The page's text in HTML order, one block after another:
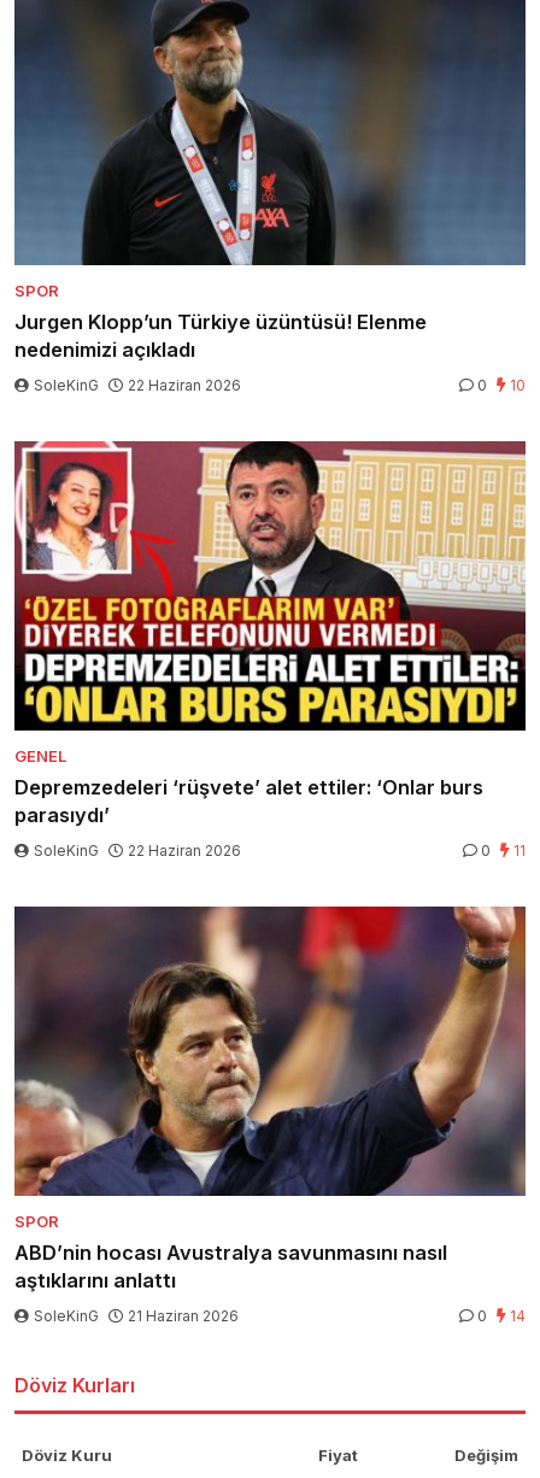
SPOR
Jurgen Klopp’un Türkiye üzüntüsü! Elenme
nedenimizi açıkladı
SoleKinG 22 Haziran 2026 0 10
GENEL
Depremzedeleri ‘rüşvete’ alet ettiler: ‘Onlar burs
parasıydı’
SoleKinG 22 Haziran 2026 0 11
SPOR
ABD’nin hocası Avustralya savunmasını nasıl
aştıklarını anlattı
SoleKinG 21 Haziran 2026 0 14
Döviz Kurları
Döviz Kuru Fiyat Değişim